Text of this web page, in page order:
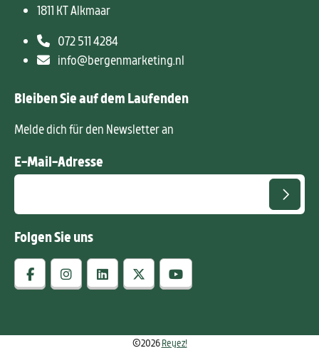
1811 KT Alkmaar
072 511 4284
info@bergenmarketing.nl
Bleiben Sie auf dem Laufenden
Melde dich für den Newsletter an
E-Mail-Adresse
Folgen Sie uns
©2026Reyez!